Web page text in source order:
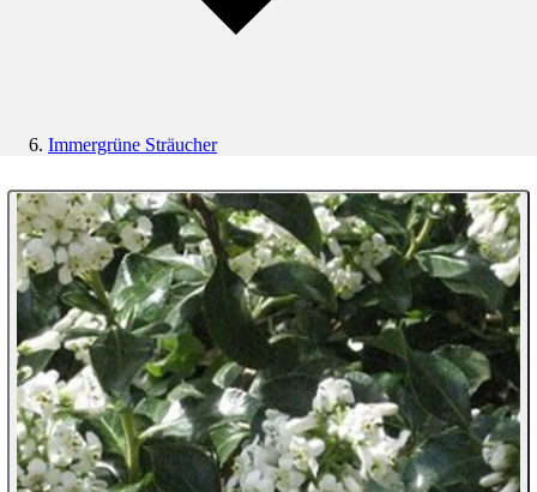
Immergrüne Sträucher